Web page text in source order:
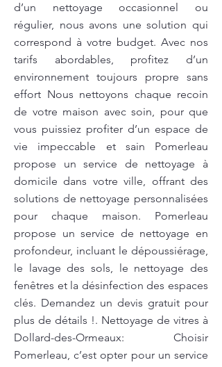
d’un nettoyage occasionnel ou
régulier, nous avons une solution qui
correspond à votre budget. Avec nos
tarifs abordables, profitez d’un
environnement toujours propre sans
effort Nous nettoyons chaque recoin
de votre maison avec soin, pour que
vous puissiez profiter d’un espace de
vie impeccable et sain Pomerleau
propose un service de nettoyage à
domicile dans votre ville, offrant des
solutions de nettoyage personnalisées
pour chaque maison. Pomerleau
propose un service de nettoyage en
profondeur, incluant le dépoussiérage,
le lavage des sols, le nettoyage des
fenêtres et la désinfection des espaces
clés. Demandez un devis gratuit pour
plus de détails !. Nettoyage de vitres à
Dollard-des-Ormeaux: Choisir
Pomerleau, c’est opter pour un service